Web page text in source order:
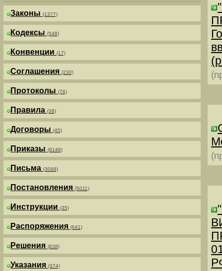
Законы (1377)
Кодексы (548)
Конвенции (17)
Соглашения (230)
Протоколы (76)
Правила (38)
Договоры (45)
Приказы (8148)
Письма (3099)
Постановления (5011)
Инструкции (35)
Распоряжения (641)
Решения (838)
Указания (374)